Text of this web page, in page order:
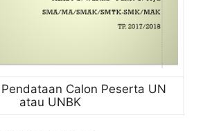
Calon Peserta UN
atau UNBK